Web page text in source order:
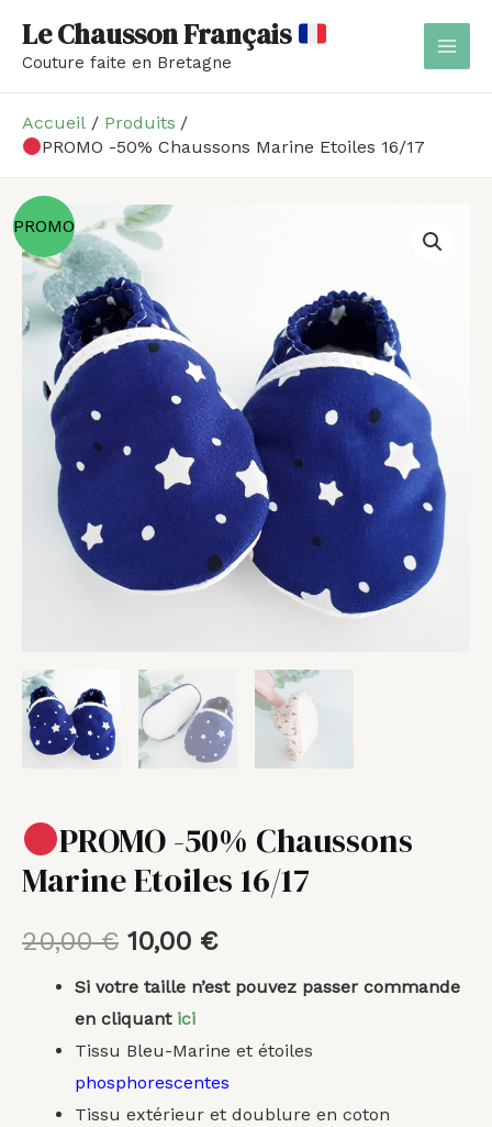
Le Chausson Français
Couture faite en Bretagne
Accueil
Produits
PROMO -50% Chaussons Marine Etoiles 16/17
PROMO
PROMO -50% Chaussons
Marine Etoiles 16/17
20,00€
Le
prix
initial
était :
20,00 €.
10,00 €
actuel
est :
10,00 €.
Si votre taille n’est pouvez passer commande
en cliquant ici
Tissu Bleu-Marine et étoiles
phosphorescentes
Tissu extérieur et doublure en coton
quantité
de
PROMO
-50%
Chaussons
Marine
Etoiles
16/17